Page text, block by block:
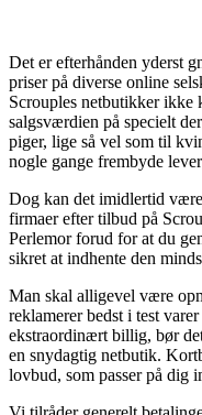
Det er efterhånden yderst
priser på diverse online
Scrouples netbutikker ikke
salgsværdien på specielt
piger, lige så vel som til
nogle gange frembyde
Dog kan det imidlertid
firmaer efter tilbud på
Perlemor forud for at du
sikret at indhente den
Man skal alligevel være
reklamerer bedst i test
ekstraordinært billig, bør
en snydagtig netbutik.
lovbud, som passer på dig